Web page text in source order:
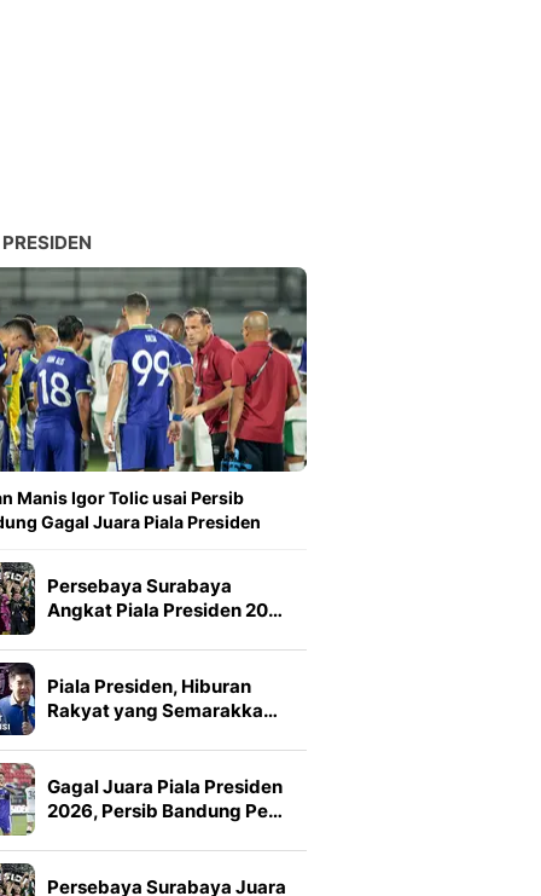
Manis Igor Tolic usai Persib
Gagal Juara Piala Presiden
Persebaya Surabaya
Angkat Piala Presiden 20…
Piala Presiden, Hiburan
Rakyat yang Semarakka…
Gagal Juara Piala Presiden
2026, Persib Bandung Pe…
Persebaya Surabaya Juara